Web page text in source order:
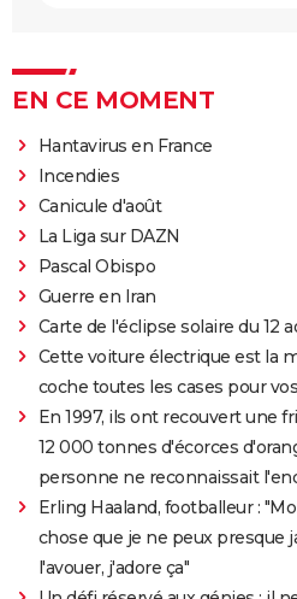
EN CE MOMENT
Hantavirus en France
Incendies
Canicule d'août
La Liga sur DAZN
Pascal Obispo
Guerre en Iran
Carte de l'éclipse solaire du 12
Cette voiture électrique est la
coche toutes les cases pour
En 1997, ils ont recouvert une
12 000 tonnes d'écorces
personne ne reconnaissait
Erling Haaland, footballeur :
chose que je ne peux presque
l'avouer, j'adore ça"